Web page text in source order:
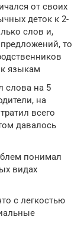
от своих
деток к 2-
слов и,
то
языкам
слова на 5
на
всего
давалось
понимал
видах
с легкостью